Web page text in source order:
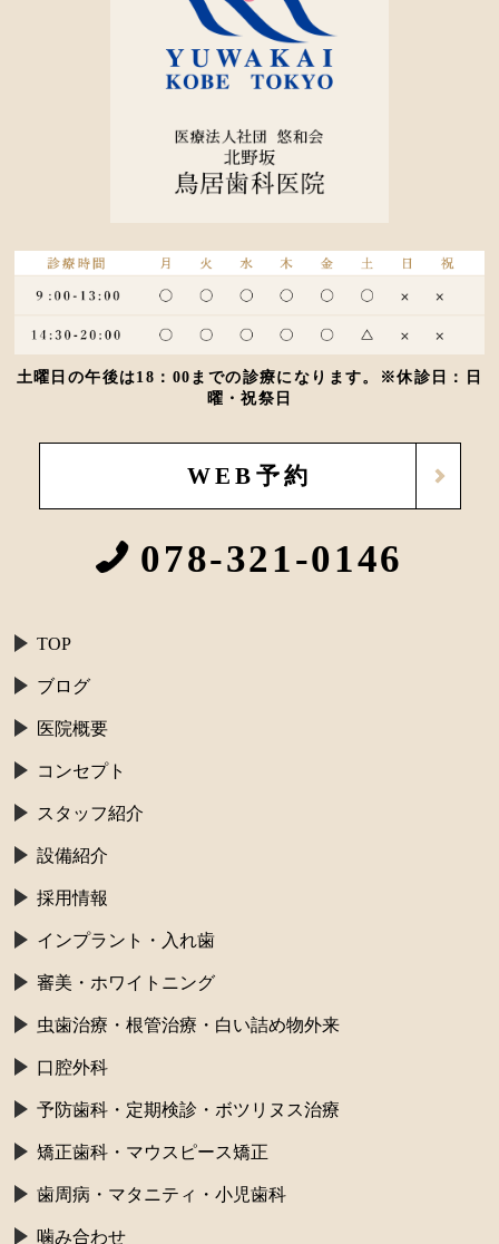
土曜日の午後は18：00までの診療になります。※休診日：日
曜・祝祭日
WEB予約
078-321-0146
TOP
ブログ
医院概要
コンセプト
スタッフ紹介
設備紹介
採用情報
インプラント・入れ歯
審美・ホワイトニング
虫歯治療・根管治療・白い詰め物外来
口腔外科
予防歯科・定期検診・ボツリヌス治療
矯正歯科・マウスピース矯正
歯周病・マタニティ・小児歯科
噛み合わせ